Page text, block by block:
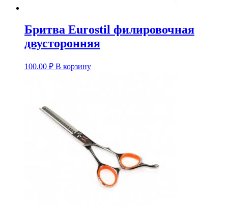
Бритва Eurostil филировочная
двусторонняя
100.00 ₽ В корзину